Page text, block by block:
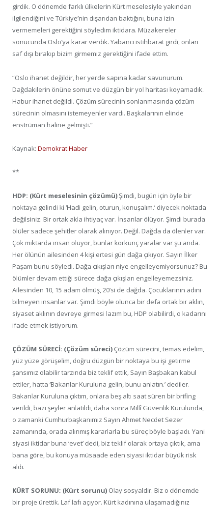
girdik. O dönemde farklı ülkelerin Kürt meselesiyle yakından
ilgilendiğini ve Türkiye’nin dışarıdan baktığını, buna izin
vermemeleri gerektiğini söyledim iktidara. Müzakereler
sonucunda Oslo’ya karar verdik. Yabancı istihbarat girdi, onları
saf dışı bırakıp bizim girmemiz gerektiğini ifade ettim.
“Oslo ihanet değildir, her yerde sapına kadar savunurum.
Dağdakilerin önüne somut ve düzgün bir yol haritası koyamadık.
Habur ihanet değildi. Çözüm sürecinin sonlanmasında çözüm
sürecinin olmasını istemeyenler vardı. Başkalarının elinde
enstrüman haline gelmişti.”
Kaynak: Demokrat Haber
**
HDP: (Kürt meselesinin çözümü)Şimdi, bugün için öyle bir
noktaya gelindi ki ‘Hadi gelin, oturun, konuşalım.’ diyecek noktada
değilsiniz. Bir ortak akla ihtiyaç var. İnsanlar ölüyor. Şimdi burada
ölüler sadece şehitler olarak alınıyor. Değil. Dağda da ölenler var.
Çok miktarda insan ölüyor, bunlar korkunç yaralar var şu anda.
Her ölünün ailesinden 4 kişi ertesi gün dağa çıkıyor. Sayın İlker
Paşam bunu söyledi. Dağa çıkışları niye engelleyemiyorsunuz? Bu
ölümler devam ettiği sürece dağa çıkışları engelleyemezsiniz.
Ailesinden 10, 15 adam ölmüş, 20’si de dağda. Çocuklarının adını
bilmeyen insanlar var. Şimdi böyle olunca bir defa ortak bir aklın,
siyaset aklının devreye girmesi lazım bu, HDP olabilirdi, o kadarını
ifade etmek istiyorum.
ÇÖZÜM SÜRECİ: (Çözüm süreci) Çözüm sürecini, temas edelim,
yüz yüze görüşelim, doğru düzgün bir noktaya bu işi getirme
şansımız olabilir tarzında biz teklif ettik, Sayın Başbakan kabul
ettiler, hatta ‘Bakanlar Kuruluna gelin, bunu anlatın.’ dediler.
Bakanlar Kuruluna çıktım, onlara beş altı saat süren bir brifing
verildi, bazı şeyler anlatıldı, daha sonra Millî Güvenlik Kurulunda,
o zamanki Cumhurbaşkanımız Sayın Ahmet Necdet Sezer
zamanında, orada alınmış kararlarla bu süreç böyle başladı. Yani
siyasi iktidar buna ‘evet’ dedi, biz teklif olarak ortaya çıktık, ama
bana göre, bu konuya müsaade eden siyasi iktidar büyük risk
aldı.
KÜRT SORUNU: (Kürt sorunu) Olay sosyaldir. Biz o dönemde
bir proje ürettik. Laf lafı açıyor. Kürt kadınına ulaşamadığınız